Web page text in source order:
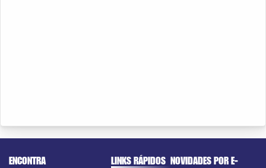
ENCONTRA
LINKS RÁPIDOS NOVIDADES POR E-